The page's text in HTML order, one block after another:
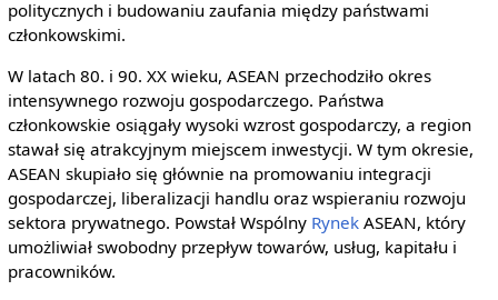
politycznych i budowaniu zaufania między państwami
członkowskimi.
W latach 80. i 90. XX wieku, ASEAN przechodziło okres
intensywnego rozwoju gospodarczego. Państwa
członkowskie osiągały wysoki wzrost gospodarczy, a region
stawał się atrakcyjnym miejscem inwestycji. W tym okresie,
ASEAN skupiało się głównie na promowaniu integracji
gospodarczej, liberalizacji handlu oraz wspieraniu rozwoju
sektora prywatnego. Powstał Wspólny RynekASEAN, który
umożliwiał swobodny przepływ towarów, usług, kapitału i
pracowników.